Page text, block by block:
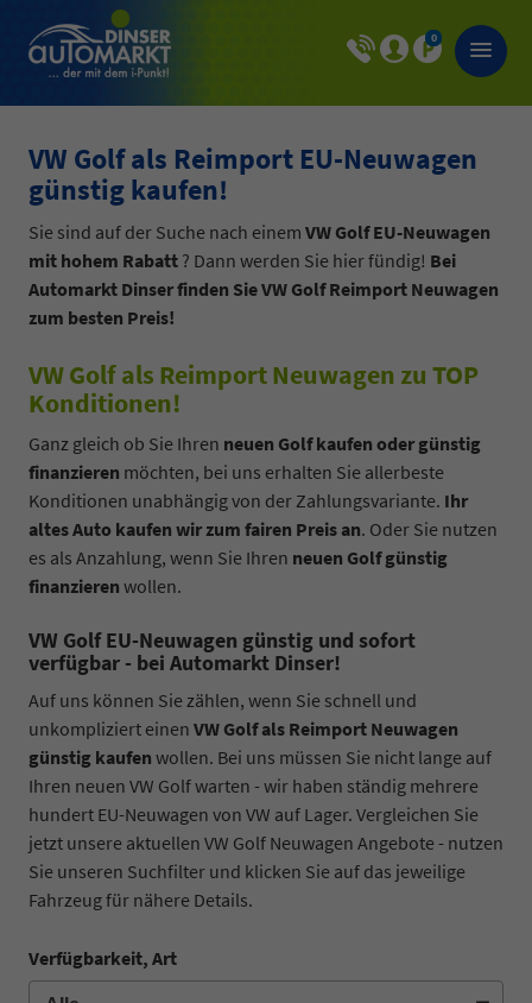
0
VW Golf als Reimport EU-Neuwagen
günstig kaufen!
Sie sind auf der Suche nach einem VW Golf EU-Neuwagen
mit hohem Rabatt ? Dann werden Sie hier fündig! Bei
Automarkt Dinser finden Sie VW Golf Reimport Neuwagen
zum besten Preis!
VW Golf als Reimport Neuwagen zu TOP
Konditionen!
Ganz gleich ob Sie Ihren neuen Golf kaufen oder günstig
finanzieren möchten, bei uns erhalten Sie allerbeste
Konditionen unabhängig von der Zahlungsvariante. Ihr
altes Auto kaufen wir zum fairen Preis an. Oder Sie nutzen
es als Anzahlung, wenn Sie Ihren neuen Golf günstig
finanzieren wollen.
VW Golf EU-Neuwagen günstig und sofort
verfügbar - bei Automarkt Dinser!
Auf uns können Sie zählen, wenn Sie schnell und
unkompliziert einen VW Golf als Reimport Neuwagen
günstig kaufen wollen. Bei uns müssen Sie nicht lange auf
Ihren neuen VW Golf warten - wir haben ständig mehrere
hundert EU-Neuwagen von VW auf Lager. Vergleichen Sie
jetzt unsere aktuellen VW Golf Neuwagen Angebote - nutzen
Sie unseren Suchfilter und klicken Sie auf das jeweilige
Fahrzeug für nähere Details.
Verfügbarkeit, Art